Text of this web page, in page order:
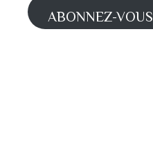
ABONNEZ-VOUS